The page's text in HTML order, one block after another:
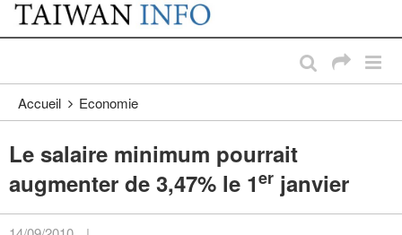
Passer au contenu principal
:::
Accueil Economie
Le salaire minimum pourrait
augmenter de 3,47% le 1er janvier